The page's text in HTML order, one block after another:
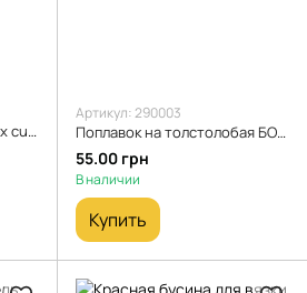
Ледкор со свинцом climax cult leadcore, 45lbs, 40kg цена за 1м
Артикул: 290003
Поплавок на толстолобая БОЧКА с бобышкой, лак
55.00 грн
В наличии
Купить